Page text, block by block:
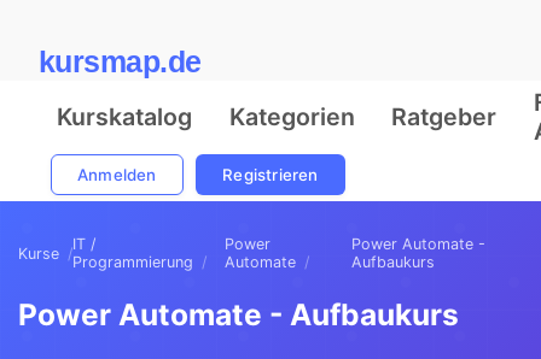
kursmap.de
Kurskatalog Kategorien Ratgeber
Anmelden Registrieren
Kurse
IT /
Programmierung
Power
Automate
Power Automate -
Aufbaukurs
Power Automate - Aufbaukurs